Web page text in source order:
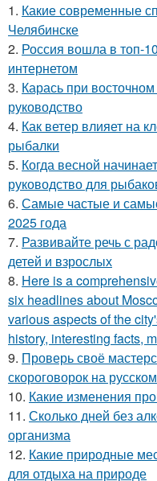
1. Какие современные
Челябинске
2. Россия вошла в топ-
интернетом
3. Карась при
руководство
4. Как ветер влияет на
рыбалки
5. Когда весной
руководство для
6. Самые частые и
2025 года
7. Развивайте речь с
детей и взрослых
8. Here is a
six headlines about
various aspects of the
history, interesting facts,
9. Проверь своё
скороговорок на
10. Какие изменения
11. Сколько дней без
организма
12. Какие природные
для отдыха на природе